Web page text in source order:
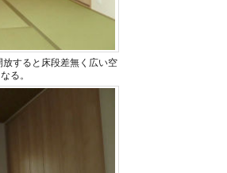
すると床段差無く広い空
る。